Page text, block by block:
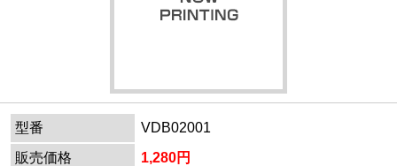
型番
VDB02001
販売価格
1,280円